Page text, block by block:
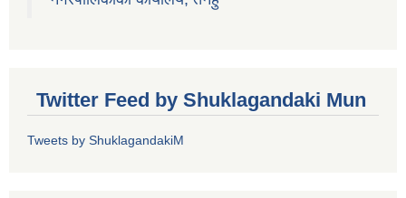
Twitter Feed by Shuklagandaki Mun
Tweets by ShuklagandakiM